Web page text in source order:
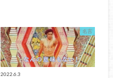
名言
2022.6.3